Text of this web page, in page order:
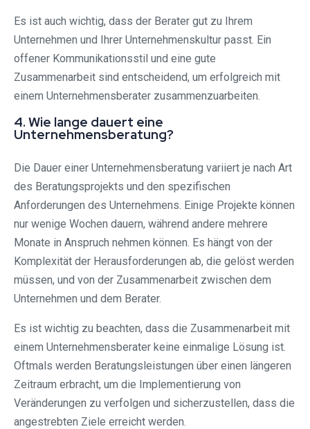
Es ist auch wichtig, dass der Berater gut zu Ihrem
Unternehmen und Ihrer Unternehmenskultur passt. Ein
offener Kommunikationsstil und eine gute
Zusammenarbeit sind entscheidend, um erfolgreich mit
einem Unternehmensberater zusammenzuarbeiten.
4. Wie lange dauert eine
Unternehmensberatung?
Die Dauer einer Unternehmensberatung variiert je nach Art
des Beratungsprojekts und den spezifischen
Anforderungen des Unternehmens. Einige Projekte können
nur wenige Wochen dauern, während andere mehrere
Monate in Anspruch nehmen können. Es hängt von der
Komplexität der Herausforderungen ab, die gelöst werden
müssen, und von der Zusammenarbeit zwischen dem
Unternehmen und dem Berater.
Es ist wichtig zu beachten, dass die Zusammenarbeit mit
einem Unternehmensberater keine einmalige Lösung ist.
Oftmals werden Beratungsleistungen über einen längeren
Zeitraum erbracht, um die Implementierung von
Veränderungen zu verfolgen und sicherzustellen, dass die
angestrebten Ziele erreicht werden.